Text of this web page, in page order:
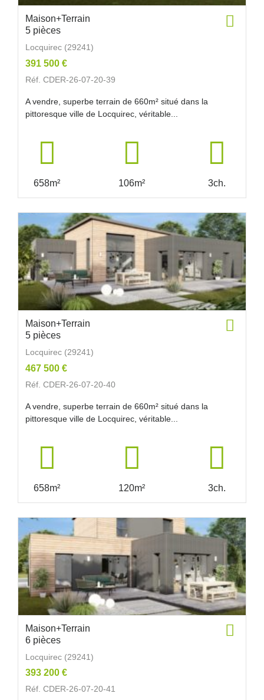
Maison+Terrain
5 pièces
Locquirec (29241)
391 500 €
Réf. CDER-26-07-20-39
A vendre, superbe terrain de 660m² situé dans la
pittoresque ville de Locquirec, véritable...
658m² 106m² 3ch.
Maison+Terrain
5 pièces
Locquirec (29241)
467 500 €
Réf. CDER-26-07-20-40
A vendre, superbe terrain de 660m² situé dans la
pittoresque ville de Locquirec, véritable...
658m² 120m² 3ch.
Maison+Terrain
6 pièces
Locquirec (29241)
393 200 €
Réf. CDER-26-07-20-41